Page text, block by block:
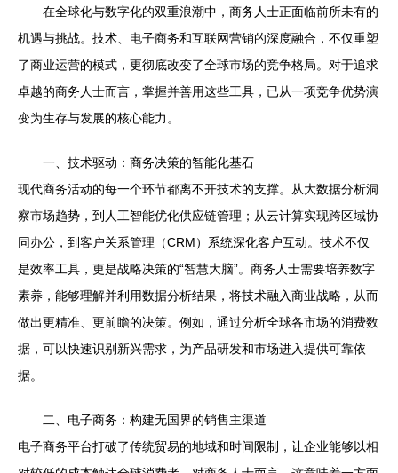
在全球化与数字化的双重浪潮中，商务人士正面临前所未有的
机遇与挑战。技术、电子商务和互联网营销的深度融合，不仅重塑
了商业运营的模式，更彻底改变了全球市场的竞争格局。对于追求
卓越的商务人士而言，掌握并善用这些工具，已从一项竞争优势演
变为生存与发展的核心能力。
一、技术驱动：商务决策的智能化基石
现代商务活动的每一个环节都离不开技术的支撑。从大数据分析洞
察市场趋势，到人工智能优化供应链管理；从云计算实现跨区域协
同办公，到客户关系管理（CRM）系统深化客户互动。技术不仅
是效率工具，更是战略决策的“智慧大脑”。商务人士需要培养数字
素养，能够理解并利用数据分析结果，将技术融入商业战略，从而
做出更精准、更前瞻的决策。例如，通过分析全球各市场的消费数
据，可以快速识别新兴需求，为产品研发和市场进入提供可靠依
据。
二、电子商务：构建无国界的销售主渠道
电子商务平台打破了传统贸易的地域和时间限制，让企业能够以相